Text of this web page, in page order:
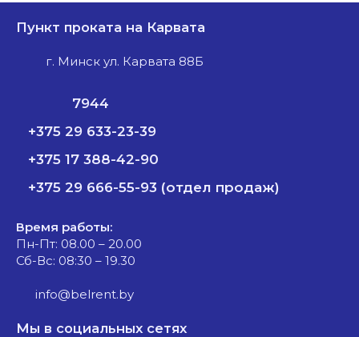
Пункт проката на Карвата
г. Минск ул. Карвата 88Б
7944
+375 29 633-23-39
+375 17 388-42-90
+375 29 666-55-93 (отдел продаж)
Время работы:
Пн-Пт: 08.00 – 20.00
Сб-Вс: 08:30 – 19.30
info@belrent.by
Мы в социальных сетях